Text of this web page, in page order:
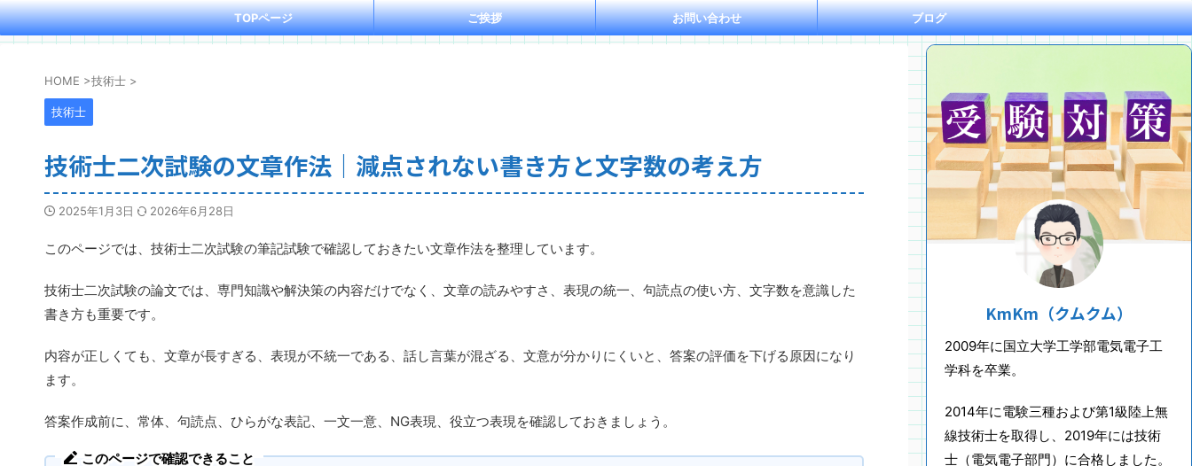
TOPページ ご挨拶 お問い合わせ ブログ
HOME >技術士 >
技術士
技術士二次試験の文章作法｜減点されない書き方と文字数の考え方
2025年1月3日 2026年6月28日
このページでは、技術士二次試験の筆記試験で確認しておきたい文章作法を整理しています。
技術士二次試験の論文では、専門知識や解決策の内容だけでなく、文章の読みやすさ、表現の統一、句読点の使い方、文字数を意識した
書き方も重要です。
内容が正しくても、文章が長すぎる、表現が不統一である、話し言葉が混ざる、文意が分かりにくいと、答案の評価を下げる原因になり
ます。
答案作成前に、常体、句読点、ひらがな表記、一文一意、NG表現、役立つ表現を確認しておきましょう。
このページで確認できること
KmKm（クムクム）
2009年に国立大学工学部電気電子工
学科を卒業。
2014年に電験三種および第1級陸上無
線技術士を取得し、2019年には技術
士（電気電子部門）に合格しました。